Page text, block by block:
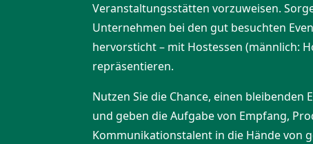
Veran­stal­tungs­stätten vorzu­weisen.
Unter­nehmen bei den gut besuchten
hervor­sticht – mit Hostessen (männlich:
reprä­sen­tieren.
Nutzen Sie die Chance, einen bleibenden
und geben die Aufgabe von Empfang,
Kommu­ni­ka­ti­ons­talent in die Hände von